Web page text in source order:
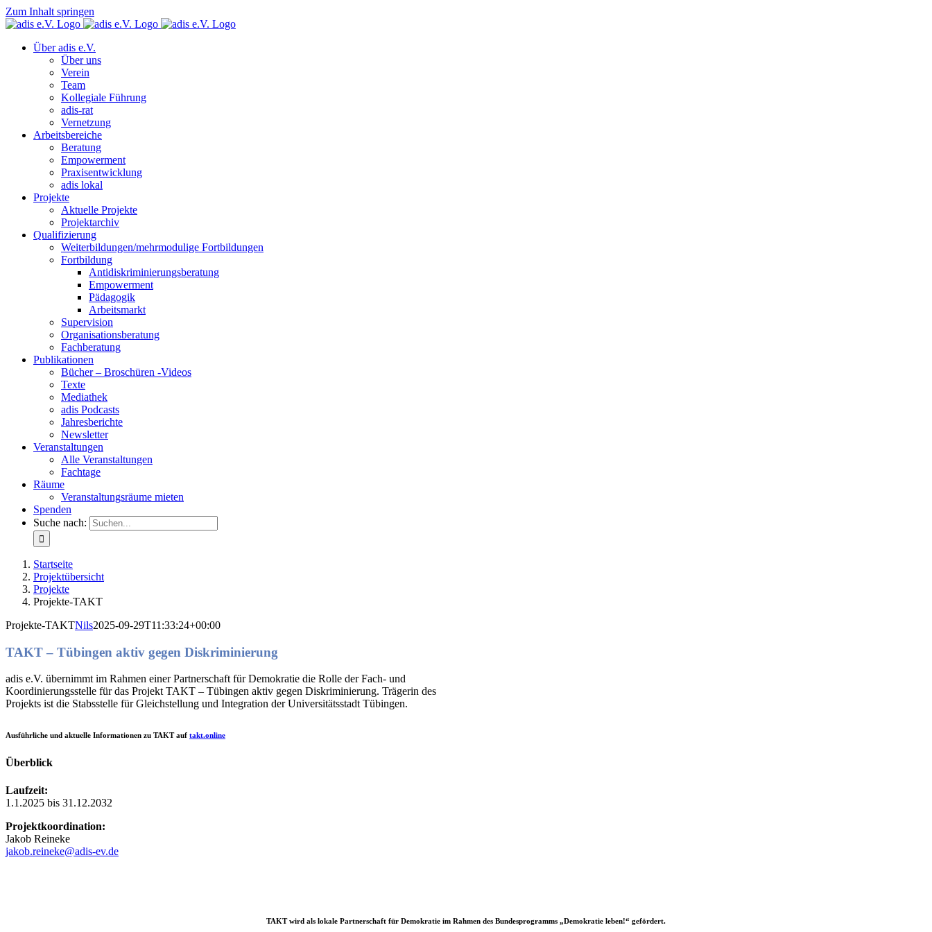
Zum Inhalt springen
Über adis e.V.
Über uns
Verein
Team
Kollegiale Führung
adis-rat
Vernetzung
Arbeitsbereiche
Beratung
Empowerment
Praxisentwicklung
adis lokal
Projekte
Aktuelle Projekte
Projektarchiv
Qualifizierung
Weiterbildungen/mehrmodulige Fortbildungen
Fortbildung
Antidiskriminierungsberatung
Empowerment
Pädagogik
Arbeitsmarkt
Supervision
Organisationsberatung
Fachberatung
Publikationen
Bücher – Broschüren -Videos
Texte
Mediathek
adis Podcasts
Jahresberichte
Newsletter
Veranstaltungen
Alle Veranstaltungen
Fachtage
Räume
Veranstaltungsräume mieten
Spenden
Suche nach:
Startseite
Projektübersicht
Projekte
Projekte-TAKT
Projekte-TAKTNils2025-09-29T11:33:24+00:00
TAKT – Tübingen aktiv gegen Diskriminierung
adis e.V. übernimmt im Rahmen einer Partnerschaft für Demokratie die Rolle der Fach- und
Koordinierungsstelle für das Projekt TAKT – Tübingen aktiv gegen Diskriminierung. Trägerin des
Projekts ist die Stabsstelle für Gleichstellung und Integration der Universitätsstadt Tübingen.
Ausführliche und aktuelle Informationen zu TAKT auf takt.online
Überblick
Laufzeit:
1.1.2025 bis 31.12.2032
Projektkoordination:
Jakob Reineke
jakob.reineke@adis-ev.de
TAKT wird als lokale Partnerschaft für Demokratie im Rahmen des Bundesprogramms „Demokratie leben!“ gefördert.